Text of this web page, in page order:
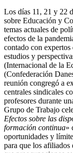
Los días 11, 21 y 22
sobre Educación y
temas actuales de
efectos de la
contado con
estudios y
(Internacional de la
(Confederación
reunión congregó a
centrales sindicales
profesores durante
Grupo de Trabajo
Efectos sobre las
formación continua»
oportunidades y
para que los